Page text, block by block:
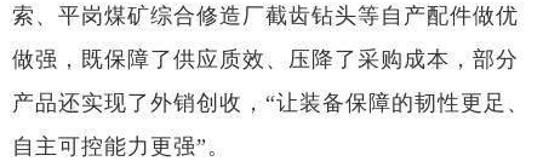
索、平岗煤矿综合修造厂截齿钻头等自产配件做优
做强，既保障了供应质效、压降了采购成本，部分
产品还实现了外销创收，“让装备保障的韧性更足、
自主可控能力更强”。